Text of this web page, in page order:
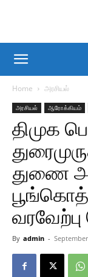
Home அரசியல்
அரசியல் ஆரோக்கியம்
திமுக
துணை
By admin -